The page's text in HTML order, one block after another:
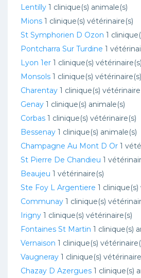
Lentilly 1 clinique(s) animale(s)
Mions 1 clinique(s) vétérinaire(s)
St Symphorien D Ozon 1
Pontcharra Sur Turdine 1
Lyon 1er 1 clinique(s) vétérinaire(s)
Monsols 1 clinique(s) vétérinaire(s)
Charentay 1 clinique(s)
Genay 1 clinique(s) animale(s)
Corbas 1 clinique(s) vétérinaire(s)
Bessenay 1 clinique(s) animale(s)
Champagne Au Mont D Or 1
St Pierre De Chandieu 1
Beaujeu 1 vétérinaire(s)
Ste Foy L Argentiere 1
Communay 1 clinique(s)
Irigny 1 clinique(s) vétérinaire(s)
Fontaines St Martin 1 clinique(s)
Vernaison 1 clinique(s)
Vaugneray 1 clinique(s)
Chazay D Azergues 1 clinique(s)